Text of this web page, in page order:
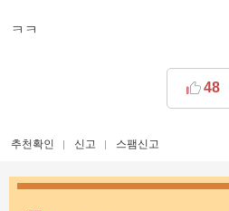
ㅋㅋ
48
추천확인 신고 스팸신고